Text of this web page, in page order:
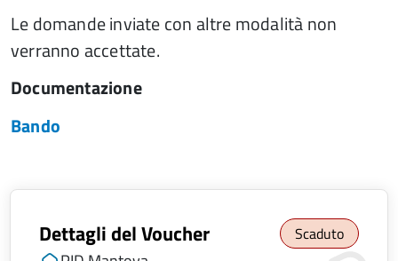
Le domande inviate con altre modalità non
verranno accettate.
Documentazione
Bando
Dettagli del Voucher Scaduto